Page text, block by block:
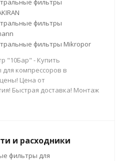
фильтры
фильтры
фильтры Mikropor
"10Бар" - Купить
компрессоров в
Цена от
Быстрая доставка! Монтаж
и расходники
фильтры для